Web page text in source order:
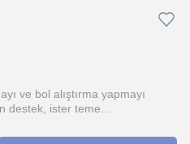
ve bol alıştırma yapmayı
destek, ister teme...